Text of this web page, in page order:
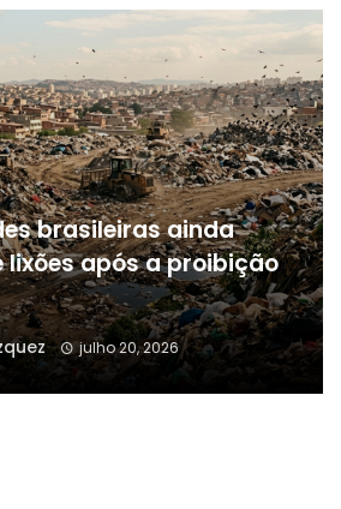
brasileiras ainda
lixões após a proibição
julho 20, 2026